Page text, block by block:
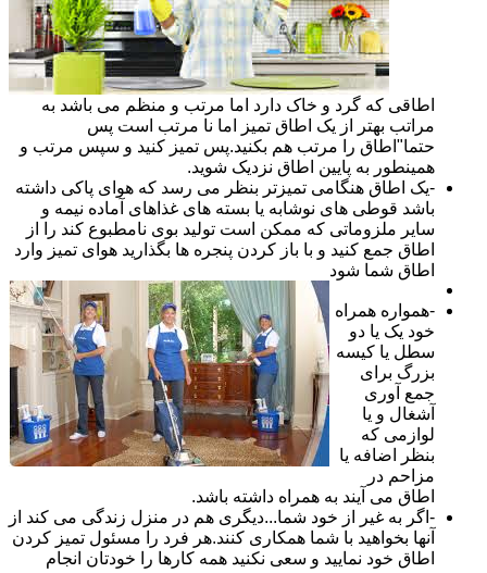
اطاقی که گرد و خاک دارد اما مرتب و منظم می باشد به
مراتب بهتر از یک اطاق تمیز اما نا مرتب است پس
حتما"اطاق را مرتب هم بکنید.پس تمیز کنید و سپس مرتب و
همینطور به پایین اطاق نزدیک شوید.
-یک اطاق هنگامی تمیزتر بنظر می رسد که هوای پاکی داشته
باشد قوطی های نوشابه یا بسته های غذاهای آماده نیمه و
سایر ملزوماتی که ممکن است تولید بوی نامطبوع کند را از
اطاق جمع کنید و با باز کردن پنجره ها بگذارید هوای تمیز وارد
اطاق شما شود
-همواره همراه
خود یک یا دو
سطل یا کیسه
بزرگ برای
جمع آوری
آشغال و یا
لوازمی که
بنظر اضافه یا
مزاحم در
اطاق می آیند به همراه داشته باشد.
-اگر به غیر از خود شما...دیگری هم در منزل زندگی می کند از
آنها بخواهید با شما همکاری کنند.هر فرد را مسئول تمیز کردن
اطاق خود نمایید و سعی نکنید همه کارها را خودتان انجام